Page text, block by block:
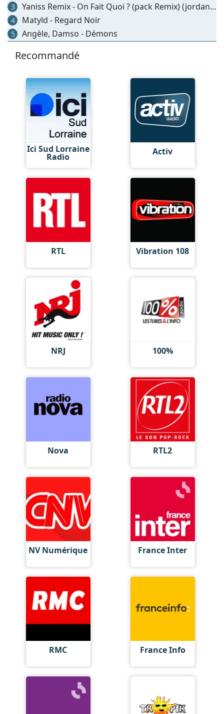
3 Yaniss Remix - On Fait Quoi ? (pack Remix) (jordan Patural Rmx)
4 Matyld - Regard Noir
5 Angèle, Damso - Démons
Recommandé
Ici Sud Lorraine
Radio Activ
RTL Vibration 108
NRJ 100%
Nova RTL2
NV Numérique France Inter
RMC France Info